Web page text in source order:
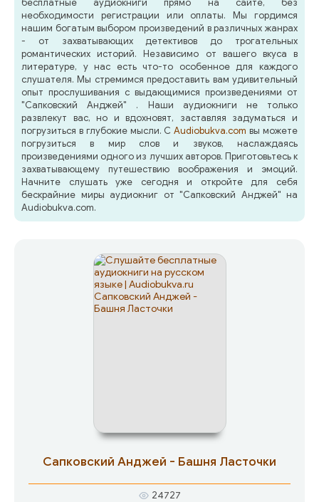
бесплатные аудиокниги прямо на сайте, без
необходимости регистрации или оплаты. Мы гордимся
нашим богатым выбором произведений в различных жанрах
- от захватывающих детективов до трогательных
романтических историй. Независимо от вашего вкуса в
литературе, у нас есть что-то особенное для каждого
слушателя. Мы стремимся предоставить вам удивительный
опыт прослушивания с выдающимися произведениями от
"Сапковский Анджей" . Наши аудиокниги не только
развлекут вас, но и вдохновят, заставляя задуматься и
погрузиться в глубокие мысли. СAudiobukva.com вы можете
погрузиться в мир слов и звуков, наслаждаясь
произведениями одного из лучших авторов. Приготовьтесь к
захватывающему путешествию воображения и эмоций.
Начните слушать уже сегодня и откройте для себя
бескрайние миры аудиокниг от "Сапковский Анджей" на
Audiobukva.com.
Сапковский Анджей - Башня Ласточки
24727